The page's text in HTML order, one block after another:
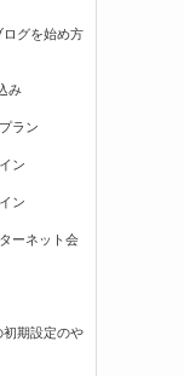
グを始め方
み
ラン
ン
ン
ーネット会
期設定のや